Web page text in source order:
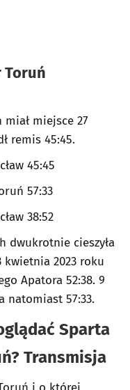
Toruń
miejsce 27
remis 45:45.
45:45
57:33
38:52
dwukrotnie cieszyła
kwietnia 2023 roku
Apatora 52:38. 9
natomiast 57:33.
Sparta
? Transmisja